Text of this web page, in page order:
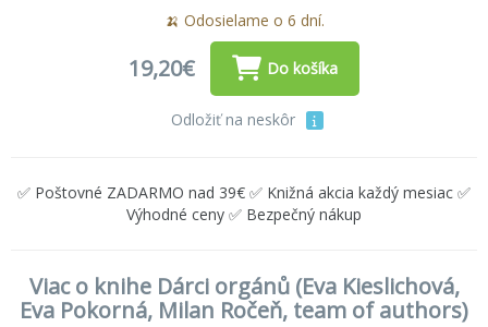
🍌 Odosielame o 6 dní.
19,20€ Do košíka
Odložiť na neskôr
✅ Poštovné ZADARMO nad 39€ ✅ Knižná akcia každý mesiac ✅
Výhodné ceny ✅ Bezpečný nákup
Viac o knihe Dárci orgánů (Eva Kieslichová,
Eva Pokorná, Milan Ročeň, team of authors)